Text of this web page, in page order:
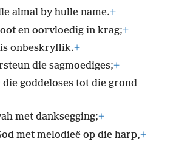
almal by hulle name.+
en oorvloedig in krag;+
onbeskryflik.+
die sagmoediges;+
goddeloses tot die grond
met danksegging;+
met melodieë op die harp,+